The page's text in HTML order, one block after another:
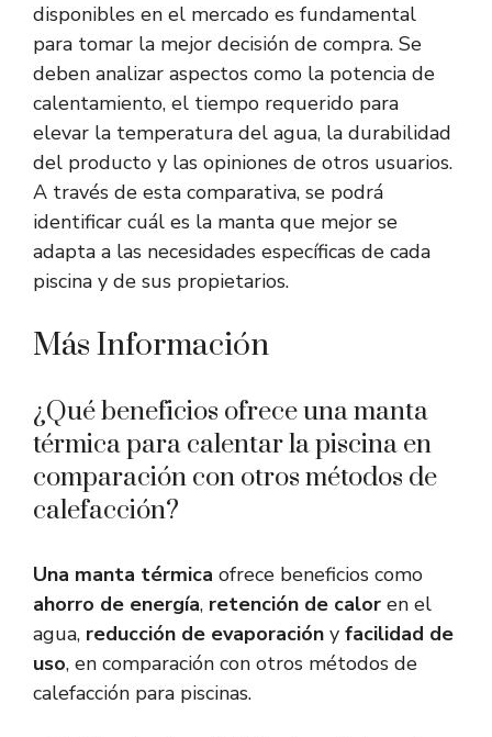
disponibles en el mercado es fundamental
para tomar la mejor decisión de compra. Se
deben analizar aspectos como la potencia de
calentamiento, el tiempo requerido para
elevar la temperatura del agua, la durabilidad
del producto y las opiniones de otros usuarios.
A través de esta comparativa, se podrá
identificar cuál es la manta que mejor se
adapta a las necesidades específicas de cada
piscina y de sus propietarios.
Más Información
¿Qué beneficios ofrece una manta
térmica para calentar la piscina en
comparación con otros métodos de
calefacción?
Una manta térmica ofrece beneficios como
ahorro de energía, retención de calor en el
agua, reducción de evaporación y facilidad de
uso, en comparación con otros métodos de
calefacción para piscinas.